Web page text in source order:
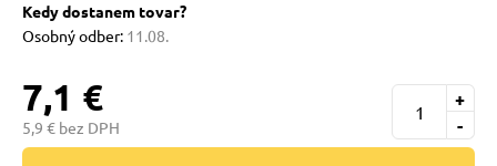
Kedy dostanem tovar?
Osobný odber: 11.08.
7,1 €
5,9 € bez DPH -
+